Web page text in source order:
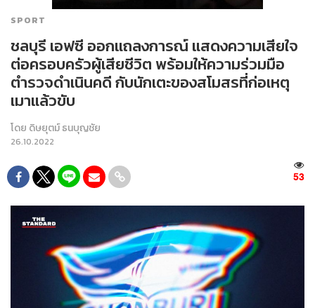
SPORT
ชลบุรี เอฟซี ออกแถลงการณ์ แสดงความเสียใจ
ต่อครอบครัวผู้เสียชีวิต พร้อมให้ความร่วมมือ
ตำรวจดำเนินคดี กับนักเตะของสโมสรที่ก่อเหตุ
เมาแล้วขับ
โดย ดิษยุตม์ ธนบุญชัย
26.10.2022
53